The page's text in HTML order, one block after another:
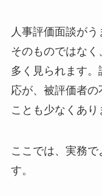
人事評価面談が
そのものではな
多く見られます
応が、被評価者
ことも少なくあり
ここでは、実務
す。